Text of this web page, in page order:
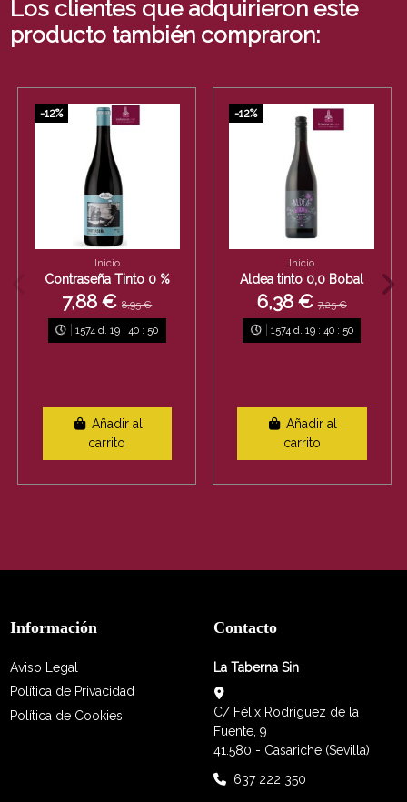
Los clientes que adquirieron este
producto también compraron:
-12%
Inicio
Contraseña Tinto 0 %
7,88 €8,95 €
1574 d. 19 :40 :50
Añadir al
carrito
-12%
Inicio
Aldea tinto 0,0 Bobal
6,38 €7,25 €
1574d. 19: 40: 50
Añadir al
carrito
Información
Aviso Legal
Política de Privacidad
Política de Cookies
Contacto
La Taberna Sin
C/ Félix Rodríguez de la
Fuente, 9
41.580 - Casariche (Sevilla)
637 222 350